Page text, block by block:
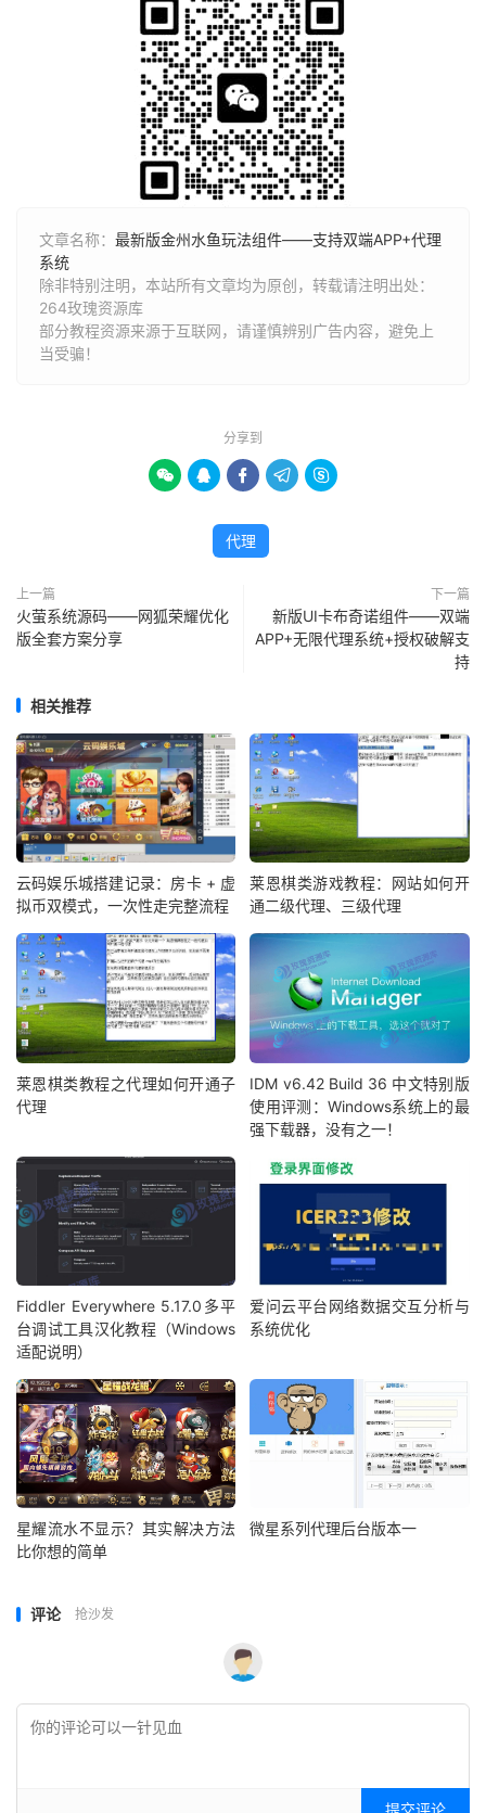
文章名称： 最新版金州水鱼玩法组件——支持双端APP+代理
系统
除非特别注明，本站所有文章均为原创，转载请注明出处：
264玫瑰资源库
部分教程资源来源于互联网，请谨慎辨别广告内容，避免上
当受骗！
分享到
    
代理
上一篇
火萤系统源码——网狐荣耀优化
版全套方案分享
下一篇
新版UI卡布奇诺组件——双端
APP+无限代理系统+授权破解支
持
相关推荐
云码娱乐城搭建记录：房卡 + 虚
拟币双模式，一次性走完整流程
莱恩棋类游戏教程：网站如何开
通二级代理、三级代理
莱恩棋类教程之代理如何开通子
代理
IDM v6.42 Build 36 中文特别版
使用评测：Windows系统上的最
强下载器，没有之一！
Fiddler Everywhere 5.17.0多平
台调试工具汉化教程（Windows
适配说明）
爱问云平台网络数据交互分析与
系统优化
星耀流水不显示？其实解决方法
比你想的简单
微星系列代理后台版本一
评论 抢沙发
提交评论